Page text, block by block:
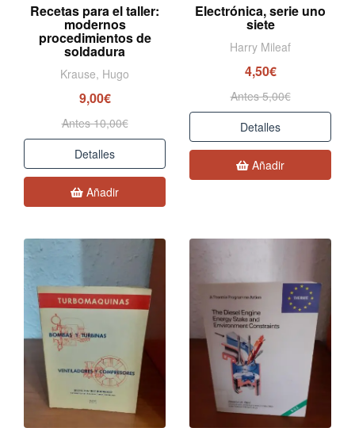
Recetas para el taller:
modernos
procedimientos de
soldadura
Krause, Hugo
9,00€
Antes 10,00€
Detalles
Añadir
Electrónica, serie uno
siete
Harry Mileaf
4,50€
Antes 5,00€
Detalles
Añadir